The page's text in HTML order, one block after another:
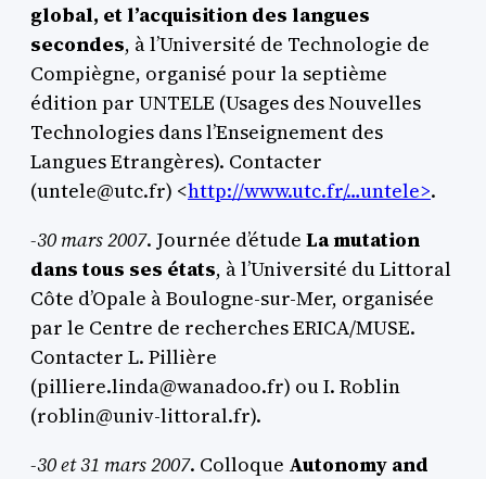
global, et l’acquisition des langues
secondes, à l’Université de Technologie de
Compiègne, organisé pour la septième
édition par UNTELE (Usages des Nouvelles
Technologies dans l’Enseignement des
Langues Etrangères). Contacter
(untele@utc.fr) <http://www.utc.fr/…untele>.
-30 mars 2007. Journée d’étude La mutation
dans tous ses états, à l’Université du Littoral
Côte d’Opale à Boulogne-sur-Mer, organisée
par le Centre de recherches ERICA/MUSE.
Contacter L. Pillière
(pilliere.linda@wanadoo.fr) ou I. Roblin
(roblin@univ-littoral.fr).
-30 et 31 mars 2007. Colloque Autonomy and